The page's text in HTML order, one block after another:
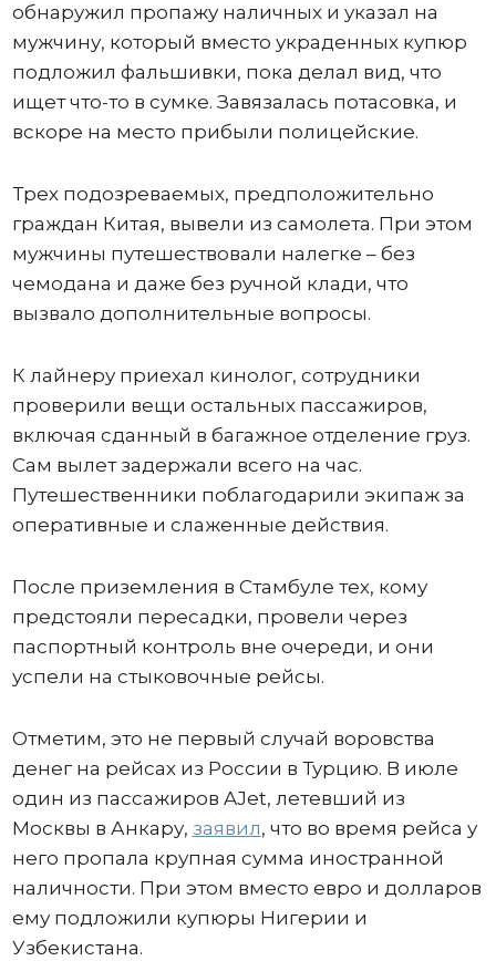
обнаружил пропажу наличных и указал на
мужчину, который вместо украденных купюр
подложил фальшивки, пока делал вид, что
ищет что-то в сумке. Завязалась потасовка, и
вскоре на место прибыли полицейские.
Трех подозреваемых, предположительно
граждан Китая, вывели из самолета. При этом
мужчины путешествовали налегке – без
чемодана и даже без ручной клади, что
вызвало дополнительные вопросы.
К лайнеру приехал кинолог, сотрудники
проверили вещи остальных пассажиров,
включая сданный в багажное отделение груз.
Сам вылет задержали всего на час.
Путешественники поблагодарили экипаж за
оперативные и слаженные действия.
После приземления в Стамбуле тех, кому
предстояли пересадки, провели через
паспортный контроль вне очереди, и они
успели на стыковочные рейсы.
Отметим, это не первый случай воровства
денег на рейсах из России в Турцию. В июле
один из пассажиров AJet, летевший из
Москвы в Анкару, заявил, что во время рейса у
него пропала крупная сумма иностранной
наличности. При этом вместо евро и долларов
ему подложили купюры Нигерии и
Узбекистана.